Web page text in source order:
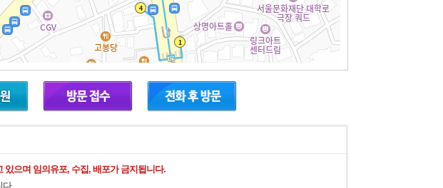
으며 임의유포, 수집, 배포가 금지됩니다.
다.